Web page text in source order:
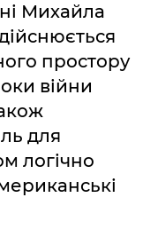
Михайла
простору
війни
для
логічно